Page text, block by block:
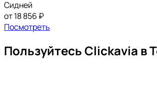
Сидней
от 18 856 ₽
Посмотреть
Пользуйтесь Clickavia в